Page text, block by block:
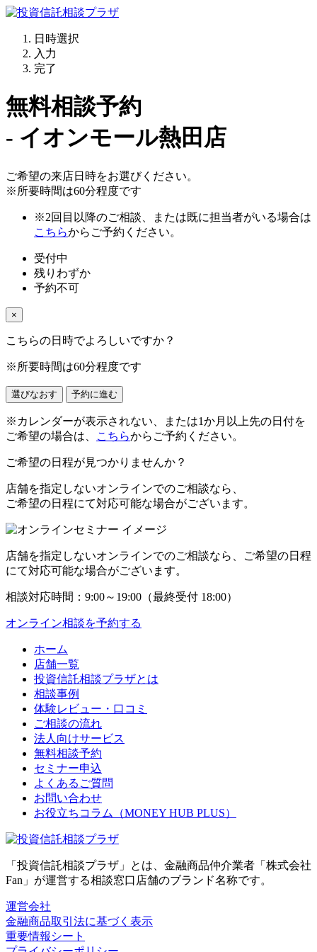
日時選択
入力
完了
無料相談予約
- イオンモール熱田店
ご希望の来店日時をお選びください。
※所要時間は60分程度です
※2回目以降のご相談、または既に担当者がいる場合は
こちらからご予約ください。
受付中
残りわずか
予約不可
×
こちらの日時でよろしいですか？
※所要時間は60分程度です
選びなおす 予約に進む
※カレンダーが表示されない、または1か月以上先の日付を
ご希望の場合は、
こちらからご予約ください。
ご希望の日程が見つかりませんか？
店舗を指定しないオンラインでのご相談なら、
ご希望の日程にて対応可能な場合がございます。
店舗を指定しないオンラインでのご相談なら、ご希望の日程
にて対応可能な場合がございます。
相談対応時間： 9:00～ 19:00 （最終受付 18:00）
オンライン相談を予約する
ホーム
店舗一覧
投資信託相談プラザとは
相談事例
体験レビュー・口コミ
ご相談の流れ
法人向けサービス
無料相談予約
セミナー申込
よくあるご質問
お問い合わせ
お役立ちコラム（MONEY HUB PLUS）
「投資信託相談プラザ」とは、金融商品仲介業者「株式会社
Fan」が運営する相談窓口店舗のブランド名称です。
運営会社
金融商品取引法に基づく表示
重要情報シート